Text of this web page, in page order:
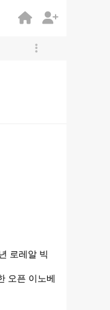
로레알 빅
오픈 이노베